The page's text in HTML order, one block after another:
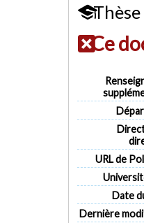
Thèse
Ce
URL de
Date
Dernière